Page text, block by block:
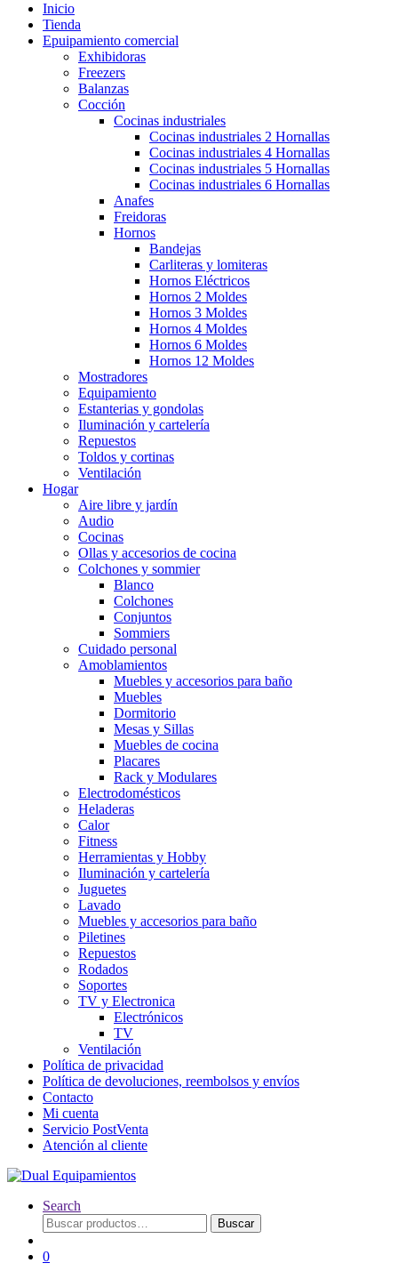
Inicio
Tienda
Epuipamiento comercial
Exhibidoras
Freezers
Balanzas
Cocción
Cocinas industriales
Cocinas industriales 2 Hornallas
Cocinas industriales 4 Hornallas
Cocinas industriales 5 Hornallas
Cocinas industriales 6 Hornallas
Anafes
Freidoras
Hornos
Bandejas
Carliteras y lomiteras
Hornos Eléctricos
Hornos 2 Moldes
Hornos 3 Moldes
Hornos 4 Moldes
Hornos 6 Moldes
Hornos 12 Moldes
Mostradores
Equipamiento
Estanterias y gondolas
Iluminación y cartelería
Repuestos
Toldos y cortinas
Ventilación
Hogar
Aire libre y jardín
Audio
Cocinas
Ollas y accesorios de cocina
Colchones y sommier
Blanco
Colchones
Conjuntos
Sommiers
Cuidado personal
Amoblamientos
Muebles y accesorios para baño
Muebles
Dormitorio
Mesas y Sillas
Muebles de cocina
Placares
Rack y Modulares
Electrodomésticos
Heladeras
Calor
Fitness
Herramientas y Hobby
Iluminación y cartelería
Juguetes
Lavado
Muebles y accesorios para baño
Piletines
Repuestos
Rodados
Soportes
TV y Electronica
Electrónicos
TV
Ventilación
Política de privacidad
Política de devoluciones, reembolsos y envíos
Contacto
Mi cuenta
Servicio PostVenta
Atención al cliente
Search
Buscar
por:
Buscar
0